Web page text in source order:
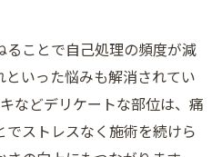
ることで自己処理の頻度が減
といった悩みも解消されてい
などデリケートな部位は、痛
ストレスなく施術を続けら